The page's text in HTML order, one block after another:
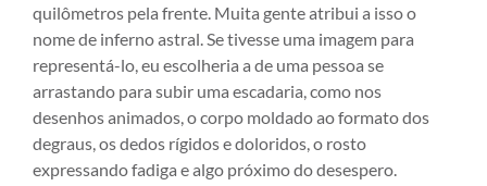
quilômetros pela frente. Muita gente atribui a isso o
nome de inferno astral. Se tivesse uma imagem para
representá-lo, eu escolheria a de uma pessoa se
arrastando para subir uma escadaria, como nos
desenhos animados, o corpo moldado ao formato dos
degraus, os dedos rígidos e doloridos, o rosto
expressando fadiga e algo próximo do desespero.